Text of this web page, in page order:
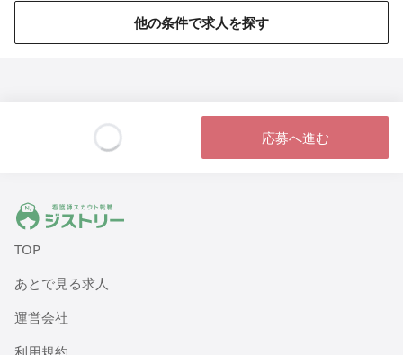
他の条件で求人を探す
応募へ進む
ジストリー 看護師の転職マッチング
TOP
あとで見る求人
運営会社
利用規約